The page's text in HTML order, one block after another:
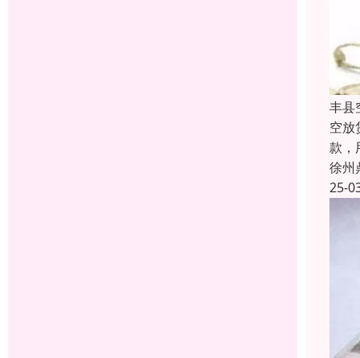
丰县
空放
款，
徐州
25-